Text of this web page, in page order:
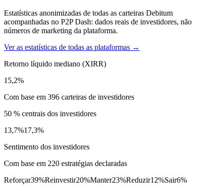
Estatísticas anonimizadas de todas as carteiras Debitum
acompanhadas no P2P Dash: dados reais de investidores, não
números de marketing da plataforma.
Ver as estatísticas de todas as plataformas →
Retorno líquido mediano (XIRR)
15,2%
Com base em 396 carteiras de investidores
50 % centrais dos investidores
13,7%17,3%
Sentimento dos investidores
Com base em 220 estratégias declaradas
Reforçar39%Reinvestir20%Manter23%Reduzir12%Sair6%